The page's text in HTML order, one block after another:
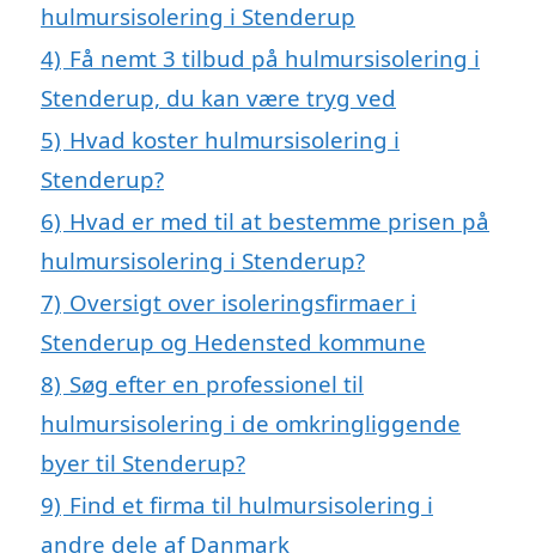
hulmursisolering i Stenderup
4) Få nemt 3 tilbud på hulmursisolering i
Stenderup, du kan være tryg ved
5) Hvad koster hulmursisolering i
Stenderup?
6) Hvad er med til at bestemme prisen på
hulmursisolering i Stenderup?
7) Oversigt over isoleringsfirmaer i
Stenderup og Hedensted kommune
8) Søg efter en professionel til
hulmursisolering i de omkringliggende
byer til Stenderup?
9) Find et firma til hulmursisolering i
andre dele af Danmark